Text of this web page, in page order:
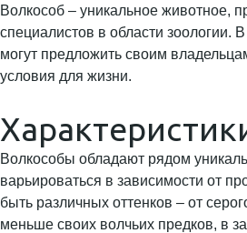
Волкособ – уникальное животное,
специалистов в области зоологии.
могут предложить своим
условия для жизни.
Волкособы обладают рядом
варьироваться в зависимости от
быть различных оттенков – от
меньше своих волчьих предков, в